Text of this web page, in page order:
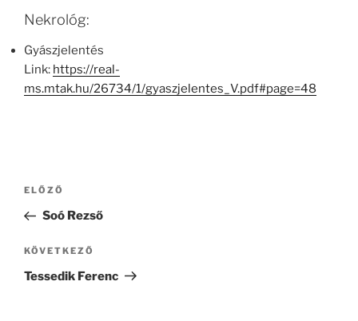
Nekrológ:
Gyászjelentés
Link: https://real-
ms.mtak.hu/26734/1/gyaszjelentes_V.pdf#page=48
Bejegyzés
Korábbi
bejegyzés
ELŐZŐ
Soó Rezső
Következő
bejegyzés
KÖVETKEZŐ
Tessedik Ferenc